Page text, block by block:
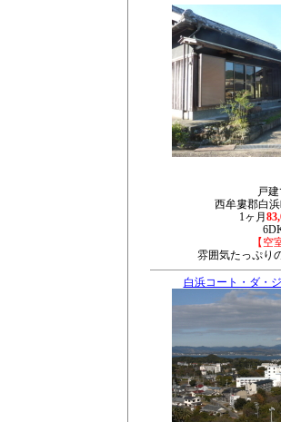
戸
西牟婁郡白
1ヶ月
【空
雰囲気たっぷり
白浜コート・ダ・